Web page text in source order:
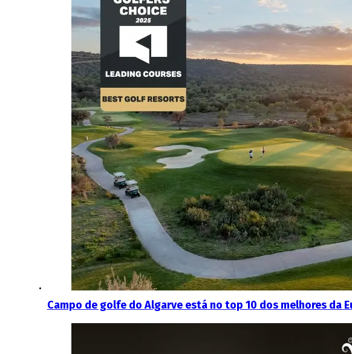
Campo de golfe do Algarve está no top 10 dos melhores da